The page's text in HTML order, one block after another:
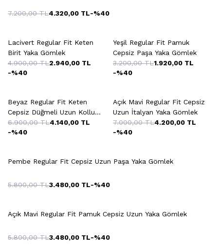
7.200,00TL4.320,00 TL-%40
Lacivert Regular Fit Keten
Birit Yaka Gömlek
4.900,00TL2.940,00 TL
-%40
Yeşil Regular Fit Pamuk
Cepsiz Paşa Yaka Gömlek
3.200,00TL1.920,00 TL
-%40
Beyaz Regular Fit Keten
Cepsiz Düğmeli Uzun Kollu
Paşa Yaka Sedef Gömlek
6.900,00TL4.140,00 TL
-%40
Açık Mavi Regular Fit Cepsiz
Uzun İtalyan Yaka Gömlek
7.000,00TL4.200,00 TL
-%40
Pembe Regular Fit Cepsiz Uzun Paşa Yaka Gömlek
5.800,00TL3.480,00 TL-%40
Açık Mavi Regular Fit Pamuk Cepsiz Uzun Yaka Gömlek
5.800,00TL3.480,00 TL-%40